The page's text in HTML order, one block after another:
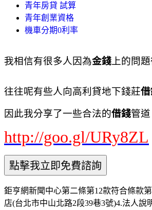
青年房貸 試算
青年創業資格
機車分期0利率
我相信有很多人因為金錢 上的問
往往呢有些人向高利貸地下錢莊
因此我分享了一些合法的借錢管道
http://goo.gl/URy8ZL
鉅亨網新聞中心第二條第12款符合條款
店(台北市中山北路2段39巷3號)4.法人